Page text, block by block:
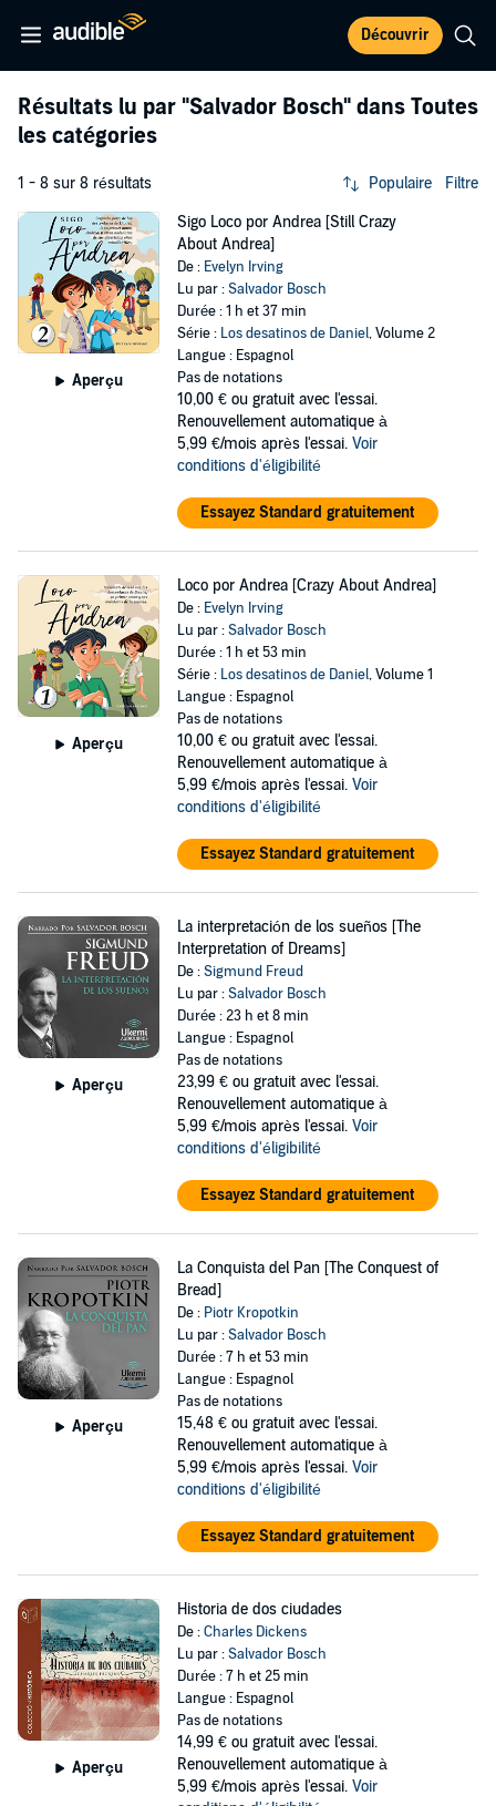
Découvrir
Résultats lu par "Salvador Bosch" dans Toutes
les catégories
1 - 8 sur 8 résultats Populaire Filtre
Aperçu
Sigo Loco por Andrea [Still Crazy
About Andrea]
De : Evelyn Irving
Lu par :Salvador Bosch
Durée : 1 h et 37 min
Série : Los desatinos de Daniel, Volume 2
Langue : Espagnol
Pas de notations
10,00 € ou gratuit avec l'essai.
Renouvellement automatique à
5,99 €/mois après l'essai. Voir
conditions d'éligibilité
Essayez Standard gratuitement
Aperçu
Loco por Andrea [Crazy About Andrea]
De : Evelyn Irving
Lu par :Salvador Bosch
Durée : 1 h et 53 min
Série : Los desatinos de Daniel, Volume 1
Langue : Espagnol
Pas de notations
10,00 € ou gratuit avec l'essai.
Renouvellement automatique à
5,99 €/mois après l'essai. Voir
conditions d'éligibilité
Essayez Standard gratuitement
Aperçu
La interpretación de los sueños [The
Interpretation of Dreams]
De :Sigmund Freud
Lu par :Salvador Bosch
Durée : 23 h et 8 min
Langue : Espagnol
Pas de notations
23,99 € ou gratuit avec l'essai.
Renouvellement automatique à
5,99 €/mois après l'essai. Voir
conditions d'éligibilité
Essayez Standard gratuitement
Aperçu
La Conquista del Pan [The Conquest of
Bread]
De : Piotr Kropotkin
Lu par :Salvador Bosch
Durée : 7 h et 53 min
Langue : Espagnol
Pas de notations
15,48 € ou gratuit avec l'essai.
Renouvellement automatique à
5,99 €/mois après l'essai. Voir
conditions d'éligibilité
Essayez Standard gratuitement
Aperçu
Historia de dos ciudades
De :Charles Dickens
Lu par :Salvador Bosch
Durée : 7 h et 25 min
Langue : Espagnol
Pas de notations
14,99 € ou gratuit avec l'essai.
Renouvellement automatique à
5,99 €/mois après l'essai. Voir